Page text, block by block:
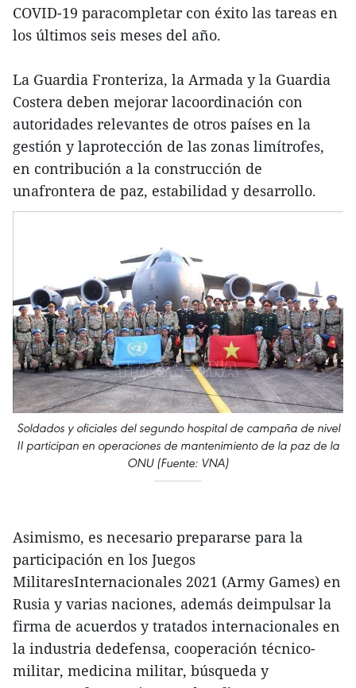
COVID-19 paracompletar con éxito las tareas en
los últimos seis meses del año.
La Guardia Fronteriza, la Armada y la Guardia
Costera deben mejorar lacoordinación con
autoridades relevantes de otros países en la
gestión y laprotección de las zonas limítrofes,
en contribución a la construcción de
unafrontera de paz, estabilidad y desarrollo.
Soldados y oficiales del segundo hospital de campaña de nivel
II participan en operaciones de mantenimiento de la paz de la
ONU (Fuente: VNA)
Asimismo, es necesario prepararse para la
participación en los Juegos
MilitaresInternacionales 2021 (Army Games) en
Rusia y varias naciones, además deimpulsar la
firma de acuerdos y tratados internacionales en
la industria dedefensa, cooperación técnico-
militar, medicina militar, búsqueda y